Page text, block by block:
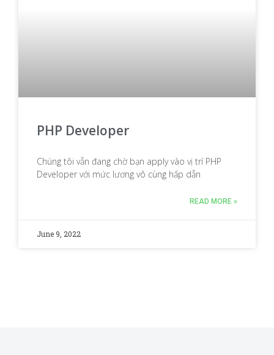
PHP Developer
Chúng tôi vẫn đang chờ bạn apply vào vị trí PHP
Developer với mức lương vô cùng hấp dẫn
READ MORE »
June 9, 2022